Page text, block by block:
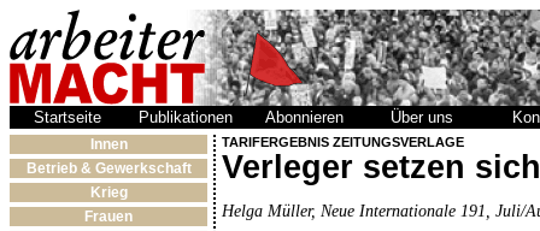
Startseite Publikationen Abonnieren Über uns
Innen
Betrieb & Gewerkschaft
Krieg
Frauen
TARIFERGEBNIS ZEITUNGSVERLAGE
Verleger setzen
Helga Müller, Neue Internationale 191, Juli/